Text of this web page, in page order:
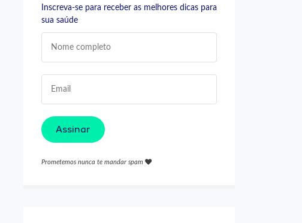
Inscreva-se para receber as melhores dicas para
sua saúde
Assinar
Prometemos nunca te mandar spam